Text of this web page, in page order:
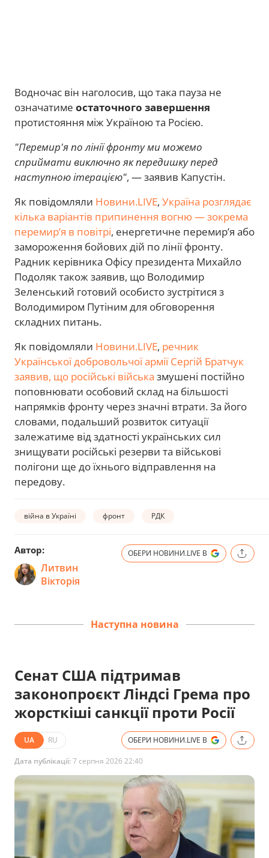
Водночас він наголосив, що така пауза не
означатиме остаточного завершення
протистояння між Україною та Росією.
"Перемир'я по лінії фронту ми можемо
сприймати виключно як передишку перед
наступною ітерацією", — заявив Капустін.
Як повідомляли Новини.LIVE, Україна розглядає
кілька варіантів припинення вогню — зокрема
перемир’я в повітрі, енергетичне перемир’я або
замороження бойових дій по лінії фронту.
Радник керівника Офісу президента Михайло
Подоляк також заявив, що Володимир
Зеленський готовий особисто зустрітися з
Володимиром Путіним для обговорення
складних питань.
Як повідомляли Новини.LIVE, речник
Української добровольчої армії Сергій Братчук
заявив, що російські війська змушені постійно
поповнювати особовий склад на більшості
напрямків фронту через значні втрати. За його
словами, подальший розвиток ситуації
залежатиме від здатності українських сил
знищувати російські резерви та військові
полігони ще до їхнього відправлення на
передову.
війна в Україні фронт РДК
Автор:
Литвин
Вікторія
ОБЕРИ НОВИНИ.LIVE В
Наступна новина
Сенат США підтримав
законопроєкт Ліндсі Грема про
жорсткіші санкції проти Росії
UA RU ОБЕРИ НОВИНИ.LIVE В
Дата публікації:7 серпня 2026 22:40